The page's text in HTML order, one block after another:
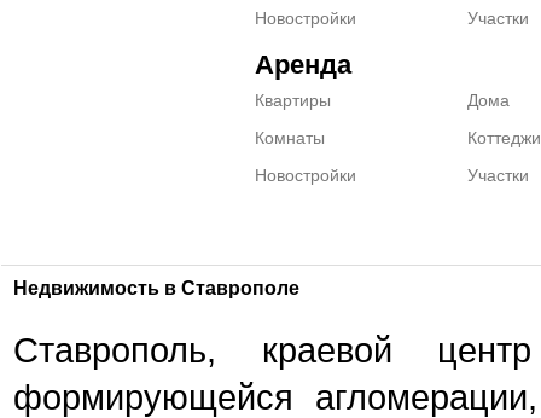
Новостройки
Участки
Аренда
Квартиры
Комнаты
Новостройки
Дома
Коттеджи
Участки
Недвижимость в Ставрополе
Ставрополь, краевой
формирующейся